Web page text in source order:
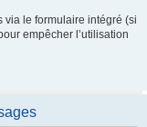
via le formulaire intégré (si
empêcher l’utilisation